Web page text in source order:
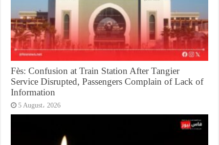
Fès: Confusion at Train Station After Tangier
Service Disrupted, Passengers Complain of Lack of
Information
5 August، 2026